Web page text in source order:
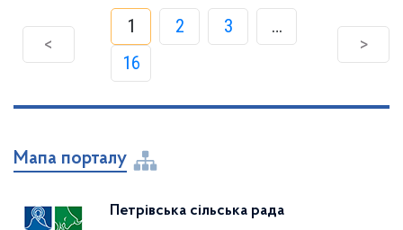
<
1 2 3
…
16
>
Мапа порталу
Петрівська сільська рада